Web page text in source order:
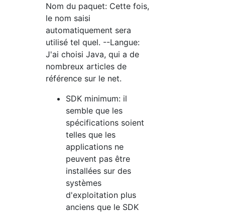
Nom du paquet: Cette fois,
le nom saisi
automatiquement sera
utilisé tel quel. --Langue:
J'ai choisi Java, qui a de
nombreux articles de
référence sur le net.
SDK minimum: il
semble que les
spécifications soient
telles que les
applications ne
peuvent pas être
installées sur des
systèmes
d'exploitation plus
anciens que le SDK